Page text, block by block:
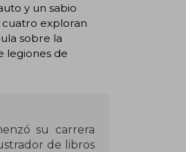
y un sabio
cuatro exploran
sobre la
legiones de
su carrera
de libros